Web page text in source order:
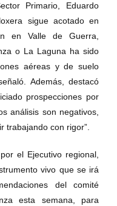
Primario, Eduardo
sigue acotado en
en Valle de Guerra,
o La Laguna ha sido
aéreas y de suelo
Además, destacó
prospecciones por
análisis son negativos,
trabajando con rigor”.
el Ejecutivo regional,
vivo que se irá
del comité
esta semana, para